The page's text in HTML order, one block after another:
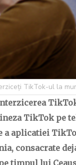
TikTok-ul la
TikTok pe
a aplicatiei
consacrate
timpul lui